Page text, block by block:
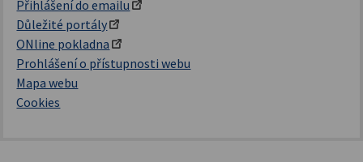
Přihlášení do emailu
Důležité portály
ONline pokladna
Prohlášení o přístupnosti webu
Mapa webu
Cookies